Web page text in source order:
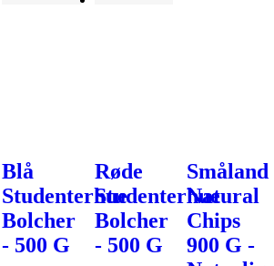
Blå
Studenterhue
Bolcher
- 500 G
Røde
Studenterhue
Bolcher
- 500 G
Småland
Natural
Chips
900 G -